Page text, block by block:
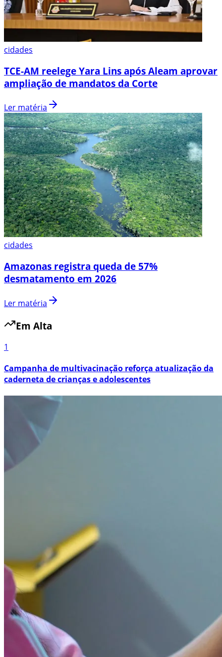
cidades
TCE-AM reelege Yara Lins após Aleam aprovar
ampliação de mandatos da Corte
Ler matéria
cidades
Amazonas registra queda de 57%
desmatamento em 2026
Ler matéria
Em Alta
1
Campanha de multivacinação reforça atualização da
caderneta de crianças e adolescentes